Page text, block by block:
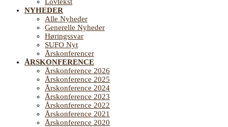
NYHEDER
Alle Nyheder
Generelle Nyheder
Høringssvar
SUFO Nyt
Årskonferencer
ÅRSKONFERENCE
Årskonference 2026
Årskonference 2025
Årskonference 2024
Årskonference 2023
Årskonference 2022
Årskonference 2021
Årskonference 2020